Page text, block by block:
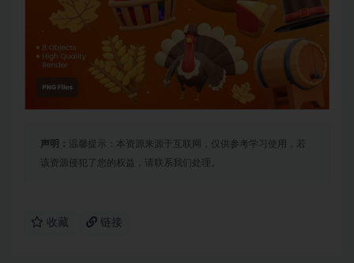
声明： 温馨提示：本资源来源于互联网，仅供参考学习使用，若
该资源侵犯了您的权益，请联系我们处理。
收藏 链接